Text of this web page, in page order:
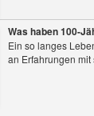
Was haben 100-
Ein so langes
an Erfahrungen mit